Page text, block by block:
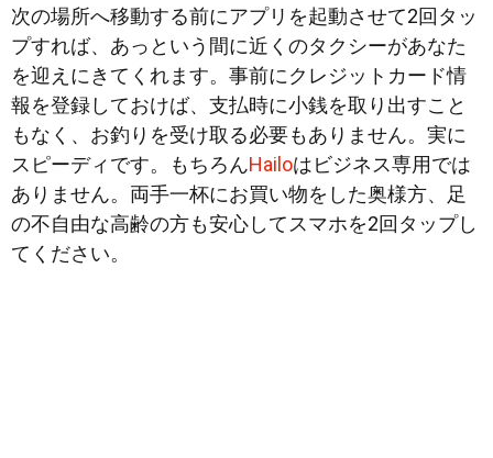
次の場所へ移動する前にアプリを起動させて2回タッ
プすれば、あっという間に近くのタクシーがあなた
を迎えにきてくれます。事前にクレジットカード情
報を登録しておけば、支払時に小銭を取り出すこと
もなく、お釣りを受け取る必要もありません。実に
スピーディです。もちろんHailoはビジネス専用では
ありません。両手一杯にお買い物をした奥様方、足
の不自由な高齢の方も安心してスマホを2回タップし
てください。